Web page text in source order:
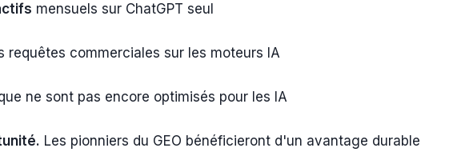
mensuels sur ChatGPT seul
requêtes commerciales sur les moteurs IA
ne sont pas encore optimisés pour les IA
Les pionniers du GEO bénéficieront d'un avantage durable